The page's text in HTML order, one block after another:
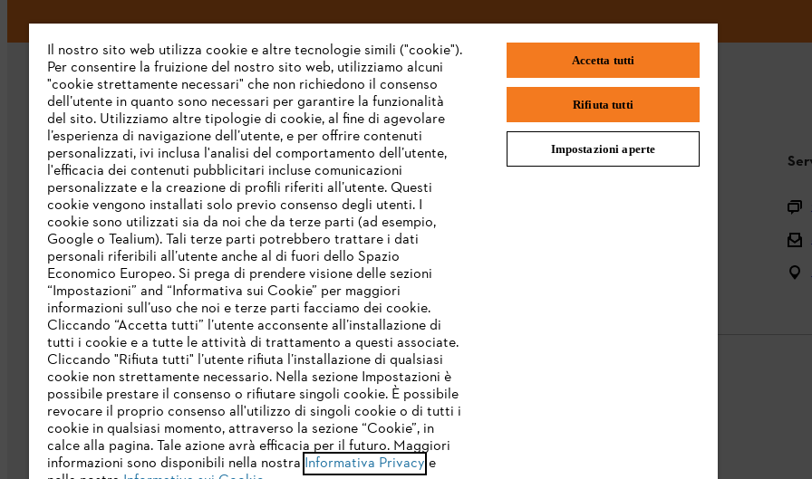
L’azienda
Chi siamo
Scarica il catalogo
STIHL Integrity Line
STIHL FAQ
Termini e condizioni generali Privacy policy Note legali
Il nostro sito web utilizza cookie e altre tecnologie simili ("cookie").
Per consentire la fruizione del nostro sito web, utilizziamo alcuni
"cookie strettamente necessari" che non richiedono il consenso
dell’utente in quanto sono necessari per garantire la funzionalità
del sito. Utilizziamo altre tipologie di cookie, al fine di agevolare
l’esperienza di navigazione dell’utente, e per offrire contenuti
personalizzati, ivi inclusa l'analisi del comportamento dell’utente,
l'efficacia dei contenuti pubblicitari incluse comunicazioni
personalizzate e la creazione di profili riferiti all’utente. Questi
cookie vengono installati solo previo consenso degli utenti. I
cookie sono utilizzati sia da noi che da terze parti (ad esempio,
Google o Tealium). Tali terze parti potrebbero trattare i dati
personali riferibili all’utente anche al di fuori dello Spazio
Economico Europeo. Si prega di prendere visione delle sezioni
“Impostazioni” and “Informativa sui Cookie” per maggiori
informazioni sull’uso che noi e terze parti facciamo dei cookie.
Cliccando “Accetta tutti” l’utente acconsente all’installazione di
tutti i cookie e a tutte le attività di trattamento a questi associate.
Cliccando "Rifiuta tutti" l’utente rifiuta l’installazione di qualsiasi
cookie non strettamente necessario. Nella sezione Impostazioni è
possibile prestare il consenso o rifiutare singoli cookie. È possibile
revocare il proprio consenso all'utilizzo di singoli cookie o di tutti i
cookie in qualsiasi momento, attraverso la sezione “Cookie”, in
calce alla pagina. Tale azione avrà efficacia per il futuro. Maggiori
informazioni sono disponibili nella nostra Informativa Privacy e
Accetta tutti
Rifiuta tutti
Impostazioni aperte